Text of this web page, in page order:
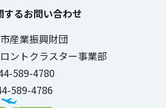
するお問い合わせ
産業振興財団
ントクラスター事業部
589-4780
589-4786